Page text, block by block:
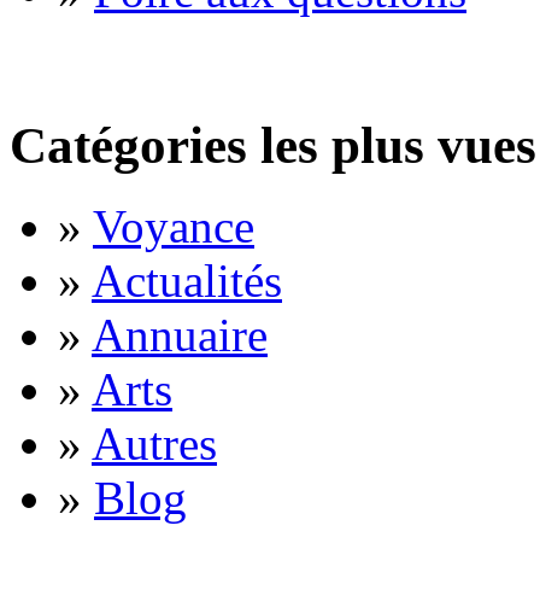
Catégories les plus vues
» Voyance
» Actualités
» Annuaire
» Arts
» Autres
» Blog